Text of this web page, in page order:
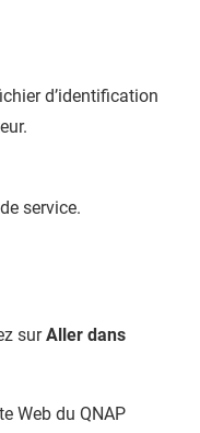
d’identification
service.
surAller dans
Web du QNAP